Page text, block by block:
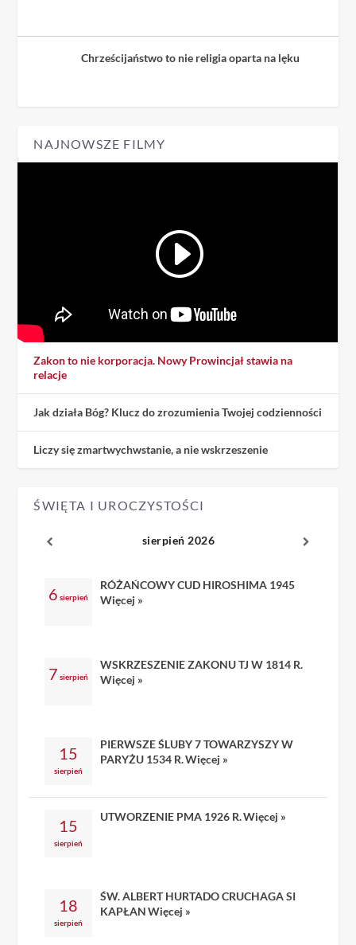
Chrześcijaństwo to nie religia oparta na lęku
NAJNOWSZE FILMY
Zakon to nie korporacja. Nowy Prowincjał stawia na
relacje
Jak działa Bóg? Klucz do zrozumienia Twojej codzienności
Liczy się zmartwychwstanie, a nie wskrzeszenie
ŚWIĘTA I UROCZYSTOŚCI
sierpień 2026
6 sierpień
RÓŻAŃCOWY CUD HIROSHIMA 1945
Więcej »
7 sierpień
WSKRZESZENIE ZAKONU TJ W 1814 R.
Więcej »
15
sierpień
PIERWSZE ŚLUBY 7 TOWARZYSZY W
PARYŻU 1534 R.Więcej »
15
sierpień
UTWORZENIE PMA 1926 R.Więcej »
18
sierpień
ŚW. ALBERT HURTADO CRUCHAGA SI
KAPŁAN Więcej »